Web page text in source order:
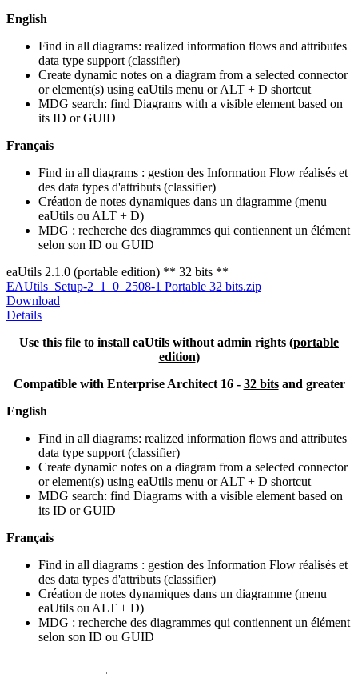
English
Find in all diagrams: realized information flows and attributes
data type support (classifier)
Create dynamic notes on a diagram from a selected connector
or element(s) using eaUtils menu or ALT + D shortcut
MDG search: find Diagrams with a visible element based on
its ID or GUID
Français
Find in all diagrams : gestion des Information Flow réalisés et
des data types d'attributs (classifier)
Création de notes dynamiques dans un diagramme (menu
eaUtils ou ALT + D)
MDG : recherche des diagrammes qui contiennent un élément
selon son ID ou GUID
eaUtils 2.1.0 (portable edition) ** 32 bits **
EAUtils_Setup-2_1_0_2508-1 Portable 32 bits.zip
Download
Details
Use this file to install eaUtils without admin rights (portable
edition)
Compatible with Enterprise Architect 16 - 32 bitsand greater
English
Find in all diagrams: realized information flows and attributes
data type support (classifier)
Create dynamic notes on a diagram from a selected connector
or element(s) using eaUtils menu or ALT + D shortcut
MDG search: find Diagrams with a visible element based on
its ID or GUID
Français
Find in all diagrams : gestion des Information Flow réalisés et
des data types d'attributs (classifier)
Création de notes dynamiques dans un diagramme (menu
eaUtils ou ALT + D)
MDG : recherche des diagrammes qui contiennent un élément
selon son ID ou GUID